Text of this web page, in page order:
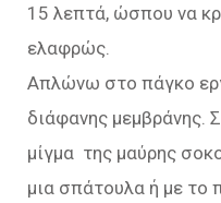
15 λεπτά, ώσπου να
ελαφρώς.
Απλώνω στο πάγκο
διάφανης μεμβράνης.
μίγμα της μαύρης
μια σπάτουλα ή με το